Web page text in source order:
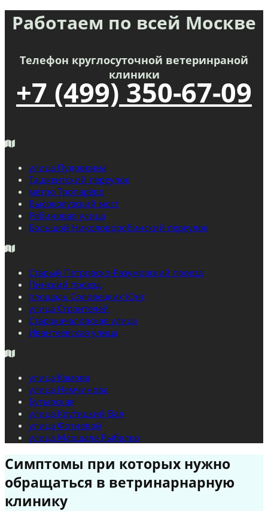
Работаем по всей Москве
Телефон круглосуточной ветеринраной
клиники
+7 (499) 350-67-09
улица Пудовкина
Ташкентский переулок
метро Тропарёво
Высокояузский мост
Рябиновая улица
Большой Николоворобинский переулок
Старый Петровско-Разумовский проезд
Пинский проезд
площадь Соловецких Юнг
улица Строителей
Старокачаловская улица
Ивантеевская улица
улица Камова
улица Немчинова
Бутырская
улица Крутицкий Вал
улица Фотиевой
улица Маршала Рыбалко
Симптомы при которых нужно
обращаться в ветринарнарную
клинику